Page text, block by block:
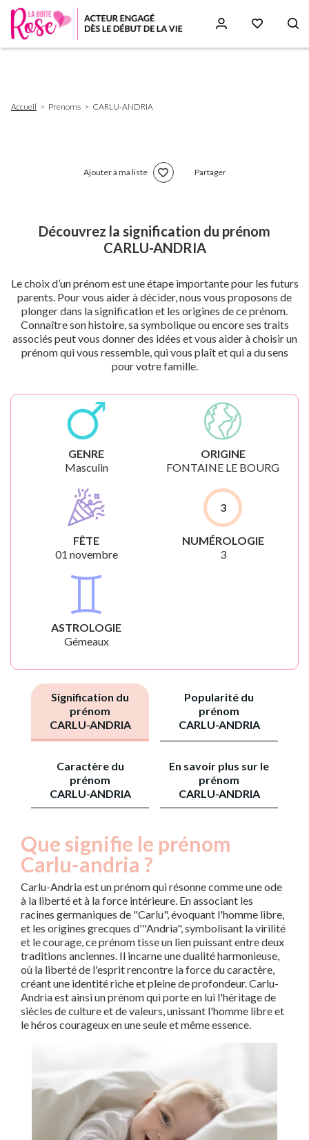
d'Ariane
Accueil Prenoms CARLU-ANDRIA
Ajouter à ma liste Partager
Découvrez la signification du prénom
CARLU-ANDRIA
Le choix d’un prénom est une étape importante pour les futurs
parents. Pour vous aider à décider, nous vous proposons de
plonger dans la signification et les origines de ce prénom.
Connaître son histoire, sa symbolique ou encore ses traits
associés peut vous donner des idées et vous aider à choisir un
prénom qui vous ressemble, qui vous plaît et qui a du sens
pour votre famille.
GENRE
Masculin
ORIGINE
FONTAINE LE BOURG
FÊTE
01 novembre
3
NUMÉROLOGIE
3
ASTROLOGIE
Gémeaux
Signification du
prénom
CARLU-ANDRIA
Popularité du
prénom
CARLU-ANDRIA
Caractère du
prénom
CARLU-ANDRIA
En savoir plus sur le
prénom
CARLU-ANDRIA
Que signifie le prénom
Carlu-andria ?
Carlu-Andria est un prénom qui résonne comme une ode
à la liberté et à la force intérieure. En associant les
racines germaniques de "Carlu", évoquant l'homme libre,
et les origines grecques d'"Andria", symbolisant la virilité
et le courage, ce prénom tisse un lien puissant entre deux
traditions anciennes. Il incarne une dualité harmonieuse,
où la liberté de l'esprit rencontre la force du caractère,
créant une identité riche et pleine de profondeur. Carlu-
Andria est ainsi un prénom qui porte en lui l'héritage de
siècles de culture et de valeurs, unissant l'homme libre et
le héros courageux en une seule et même essence.